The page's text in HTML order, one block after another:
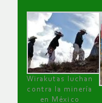
Wirakutas luchan
contra la minería
en México